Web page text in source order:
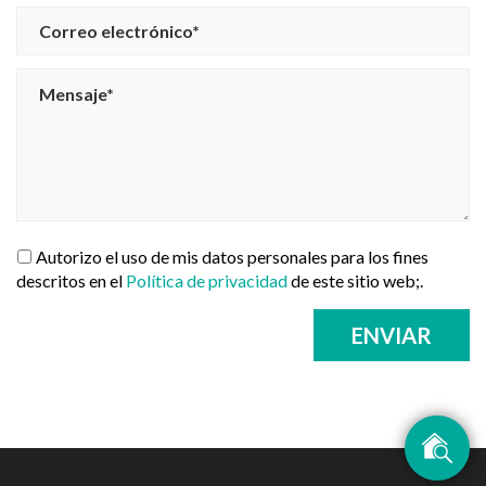
Autorizo el uso de mis datos personales para los fines
descritos en el Política de privacidadde este sitio web;.
ENVIAR